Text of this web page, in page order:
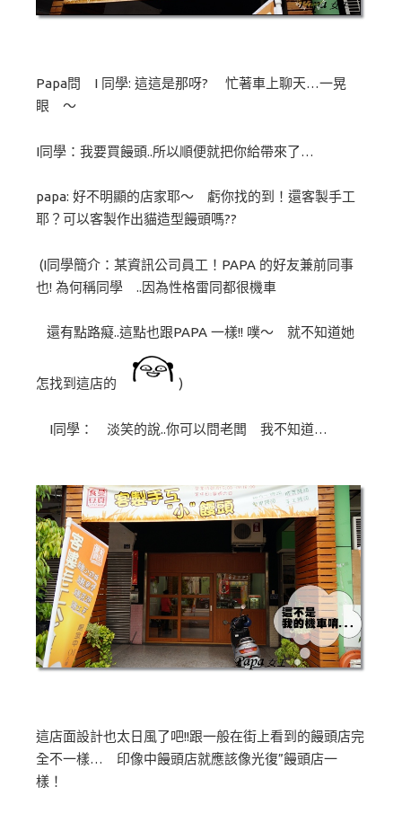
Papa問 I 同學: 這這是那呀? 忙著車上聊天…一晃
眼 ～
I同學：我要買饅頭..所以順便就把你給帶來了…
papa: 好不明顯的店家耶～ 虧你找的到！還客製手工
耶？可以客製作出貓造型饅頭嗎??
(I同學簡介：某資訊公司員工！PAPA 的好友兼前同事
也! 為何稱同學 ..因為性格雷同都很機車
還有點路癡..這點也跟PAPA 一樣!! 噗～ 就不知道她
怎找到這店的 )
I同學： 淡笑的說..你可以問老闆 我不知道…
這店面設計也太日風了吧!!跟一般在街上看到的饅頭店完
全不一樣… 印像中饅頭店就應該像光復”饅頭店一
樣！